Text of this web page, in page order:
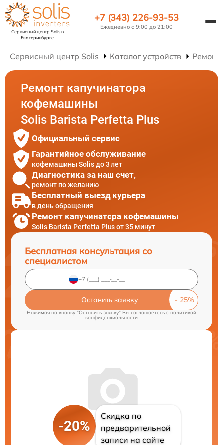
Сервисный центр Solisв
Екатеринбурге
+7 (343) 226-93-53
Ежедневно с 9:00 до 21:00
Сервисный центр Solis Каталог устройств
Ремонт капучинатора
кофемашины
Solis Barista Perfetta Plus
Официальный сервис
Гарантийное обслуживание
кофемашины Solis до 3 лет
Диагностика за наш счет,
ремонт по желанию
Бесплатный выезд курьера
в день обращения
Ремонт капучинатора кофемашины
Solis Barista Perfetta Plus от 35 минут
Бесплатная консультация со
специалистом
Оставить заявку
Нажимая на кнопку "Оставить заявку" Вы соглашаетесь cполитикой
конфиденциальности
-20%
Скидка по
предварительной
записи на сайте